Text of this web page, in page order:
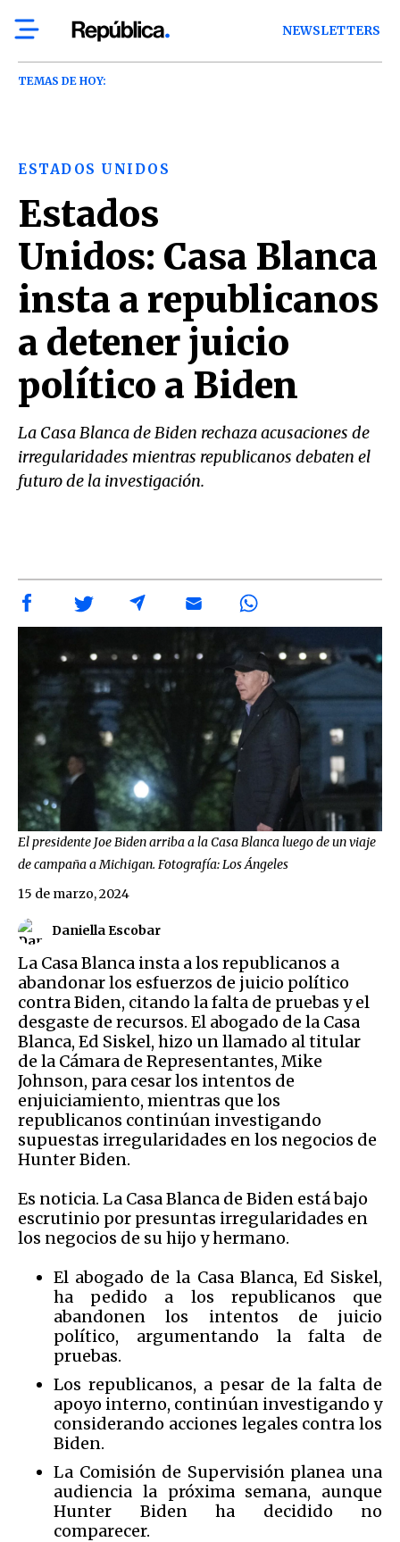
NEWSLETTERS
TEMAS DE HOY:
ESTADOS UNIDOS
Estados
Unidos: Casa Blanca
insta a republicanos
a detener juicio
político a Biden
La Casa Blanca de Biden rechaza acusaciones de
irregularidades mientras republicanos debaten el
futuro de la investigación.
El presidente Joe Biden arriba a la Casa Blanca luego de un viaje
de campaña a Michigan. Fotografía: Los Ángeles
Daniella Escobar
15 de marzo, 2024
La Casa Blanca insta a los republicanos a
abandonar los esfuerzos de juicio político
contra Biden, citando la falta de pruebas y el
desgaste de recursos. El abogado de la Casa
Blanca, Ed Siskel, hizo un llamado al titular
de la Cámara de Representantes, Mike
Johnson, para cesar los intentos de
enjuiciamiento, mientras que los
republicanos continúan investigando
supuestas irregularidades en los negocios de
Hunter Biden.
Es noticia. La Casa Blanca de Biden está bajo
escrutinio por presuntas irregularidades en
los negocios de su hijo y hermano.
El abogado de la Casa Blanca, Ed Siskel,
ha pedido a los republicanos que
abandonen los intentos de juicio
político, argumentando la falta de
pruebas.
Los republicanos, a pesar de la falta de
apoyo interno, continúan investigando y
considerando acciones legales contra los
Biden.
La Comisión de Supervisión planea una
audiencia la próxima semana, aunque
Hunter Biden ha decidido no
comparecer.